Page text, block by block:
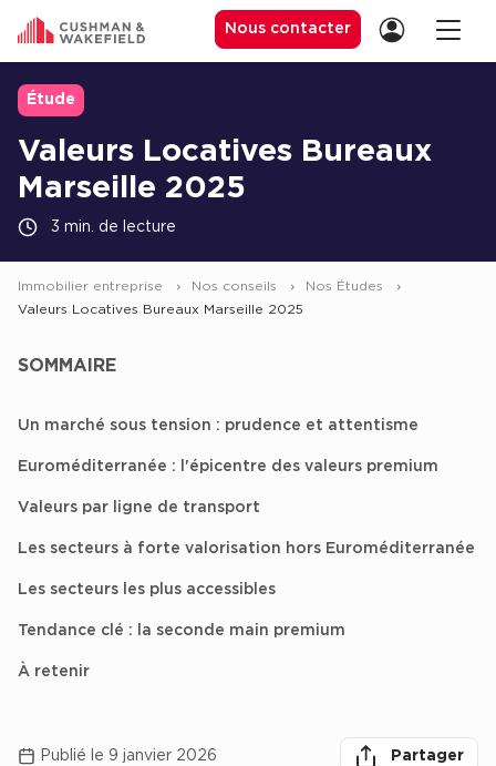
Location de Bureaux à Marseille
Location de Bureaux à Rennes
Achat de Bureaux
Achat de Bureaux à Marseille
Achat de Bureaux à Rennes
Hôtels particuliers
Immeuble indépendant
Bureaux certifiés - Environnement
Location bureaux Bellecour - Cordeliers (Lyon)
Nous contacter
Étude
Valeurs Locatives Bureaux
Marseille 2025
3 min. de lecture
Immobilier entreprise Nos conseils
Nos Études
Valeurs Locatives Bureaux Marseille 2025
SOMMAIRE
Un marché sous tension : prudence et attentisme
Euroméditerranée : l'épicentre des valeurs premium
Valeurs par ligne de transport
Les secteurs à forte valorisation hors Euroméditerranée
Les secteurs les plus accessibles
Tendance clé : la seconde main premium
À retenir
Publié le 9 janvier 2026
Partager
Partager sur
Partager
Partager